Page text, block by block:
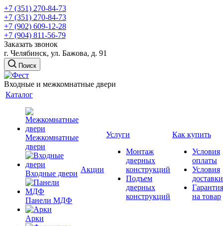
+7 (351) 270-84-73
+7 (351) 270-84-73
+7 (902) 609-12-28
+7 (904) 811-56-79
Заказать звонок
г. Челябинск, ул. Бажова, д. 91
Поиск
Входные и межкомнатные двери
Каталог
Межкомнатные
двери
Входные двери
Панели МДФ
Арки
Акции
Услуги
Монтаж
дверных
конструкций
Подъем
дверных
конструкций
Как купить
Условия
оплаты
Условия
доставки
Гарантия
на товар